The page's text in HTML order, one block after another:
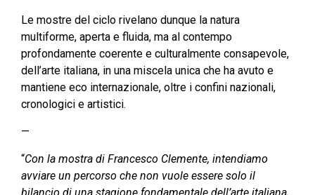
Le mostre del ciclo rivelano dunque la natura
multiforme, aperta e fluida, ma al contempo
profondamente coerente e culturalmente consapevole,
dell’arte italiana, in una miscela unica che ha avuto e
mantiene eco internazionale, oltre i confini nazionali,
cronologici e artistici.
—
“Con la mostra di Francesco Clemente, intendiamo
avviare un percorso che non vuole essere solo il